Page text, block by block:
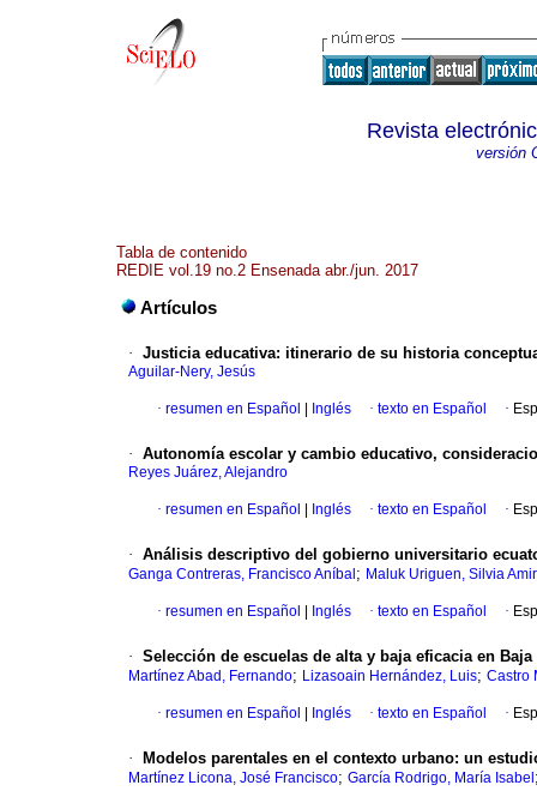
Revista
versión
Tabla de contenido
REDIE vol.19 no.2 Ensenada abr./jun. 2017
Artículos
· Justicia educativa: itinerario de su historia
Aguilar-Nery, Jesús
· resumen en Español Inglés · texto en Español ·
· Autonomía escolar y cambio educativo,
Reyes Juárez, Alejandro
· resumen en Español Inglés · texto en Español ·
· Análisis descriptivo del gobierno universitario
Ganga Contreras, Francisco Aníbal ; Maluk Uriguen, Silvia Amir
· resumen en Español Inglés · texto en Español ·
· Selección de escuelas de alta y baja eficacia en
Martínez Abad, Fernando; Lizasoain Hernández, Luis; Castro
· resumen en Español Inglés · texto en Español ·
· Modelos parentales en el contexto urbano: un
Martínez Licona, José Francisco; García Rodrigo, María Isabel